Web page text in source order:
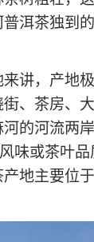
洱茶独到
讲，产地
、茶房、
的河流两
味或茶叶品
地主要位